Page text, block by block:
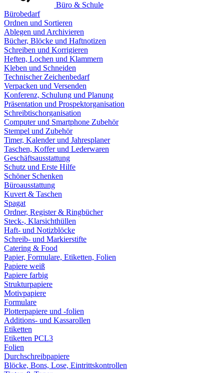
Büro & Schule
Bürobedarf
Ordnen und Sortieren
Ablegen und Archivieren
Bücher, Blöcke und Haftnotizen
Schreiben und Korrigieren
Heften, Lochen und Klammern
Kleben und Schneiden
Technischer Zeichenbedarf
Verpacken und Versenden
Konferenz, Schulung und Planung
Präsentation und Prospektorganisation
Schreibtischorganisation
Computer und Smartphone Zubehör
Stempel und Zubehör
Timer, Kalender und Jahresplaner
Taschen, Koffer und Lederwaren
Geschäftsausstattung
Schutz und Erste Hilfe
Schöner Schenken
Büroausstattung
Kuvert & Taschen
Spagat
Ordner, Register & Ringbücher
Steck-, Klarsichthüllen
Haft- und Notizblöcke
Schreib- und Markierstifte
Catering & Food
Papier, Formulare, Etiketten, Folien
Papiere weiß
Papiere farbig
Strukturpapiere
Motivpapiere
Formulare
Plotterpapiere und -folien
Additions- und Kassarollen
Etiketten
Etiketten PCL3
Folien
Durchschreibpapiere
Blöcke, Bons, Lose, Eintrittskontrollen